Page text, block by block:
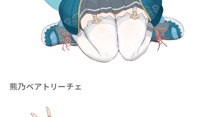
熊乃ベアトリーチェ